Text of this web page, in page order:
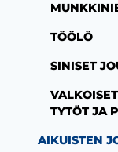
TÖÖLÖ
SINISET
TYTÖT JA
AIKUISTEN